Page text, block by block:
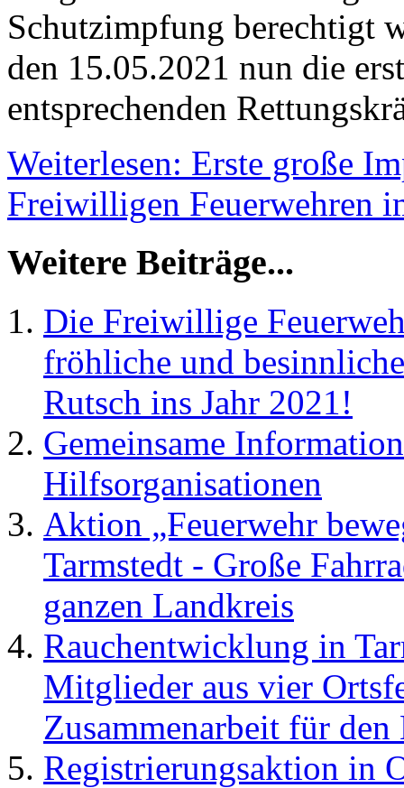
Schutzimpfung berechtigt
den 15.05.2021 nun die
entsprechenden
Weiterlesen: Erste große
Freiwilligen Feuerwehren
Weitere Beiträge...
Die Freiwillige
fröhliche und
Rutsch ins Jahr 2021!
Gemeinsame
Hilfsorganisationen
Aktion „Feuerwehr
Tarmstedt - Große
ganzen Landkreis
Rauchentwicklung in
Mitglieder aus vier
Zusammenarbeit für
Registrierungsaktion in